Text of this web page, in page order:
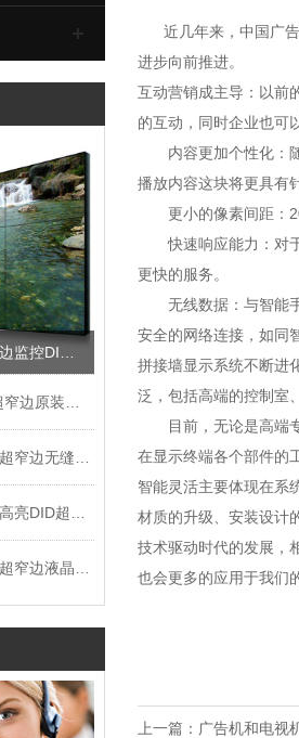
近几年来，中国广告
进步向前推进。
互动营销成主导：以前
的互动，同时企业也可
内容更加个性化：随
播放内容这块将更具有
更小的像素间距：
快速响应能力：对于
更快的服务。
无线数据：与智能手
安全的网络连接，如同
拼接墙显示系统不断进
泛，包括高端的控制室
目前，无论是高端专
在显示终端各个部件的
智能灵活主要体现在系
材质的升级、安装设计
技术驱动时代的发展，
也会更多的应用于我们
上一篇： 广告机和电视